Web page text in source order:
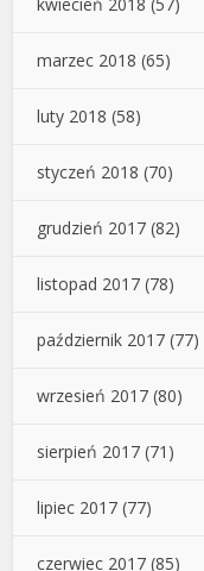
marzec 2018 (65)
luty 2018 (58)
styczeń 2018 (70)
grudzień 2017 (82)
listopad 2017 (78)
październik 2017 (77)
wrzesień 2017 (80)
sierpień 2017 (71)
lipiec 2017 (77)
czerwiec 2017 (85)